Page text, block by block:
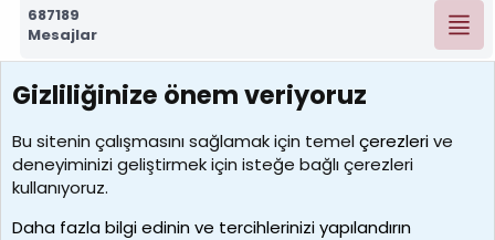
687189
Mesajlar
7388
Kullanıcılar
borabekirogluu
Son üye
Gizliliğinize önem veriyoruz
Bu sitenin çalışmasını sağlamak için temelçerezlerive
deneyiminizi geliştirmek için isteğe bağlı çerezleri
kullanıyoruz.
Daha fazla bilgi edinin ve tercihlerinizi yapılandırın